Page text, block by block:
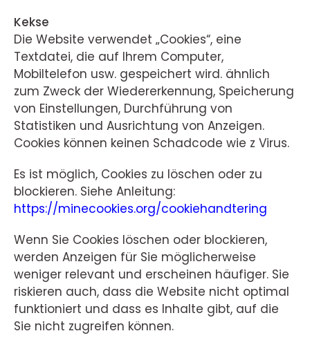
Kekse
Die Website verwendet „Cookies“, eine
Textdatei, die auf Ihrem Computer,
Mobiltelefon usw. gespeichert wird. ähnlich
zum Zweck der Wiedererkennung, Speicherung
von Einstellungen, Durchführung von
Statistiken und Ausrichtung von Anzeigen.
Cookies können keinen Schadcode wie z Virus.
Es ist möglich, Cookies zu löschen oder zu
blockieren. Siehe Anleitung:
https://minecookies.org/cookiehandtering
Wenn Sie Cookies löschen oder blockieren,
werden Anzeigen für Sie möglicherweise
weniger relevant und erscheinen häufiger. Sie
riskieren auch, dass die Website nicht optimal
funktioniert und dass es Inhalte gibt, auf die
Sie nicht zugreifen können.